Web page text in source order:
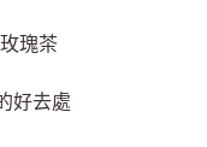
瑰茶
好去處